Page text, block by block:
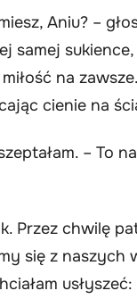
Aniu? –
samej
na
cienie na
– To
Przez chwilę
się z naszych
usłyszeć: